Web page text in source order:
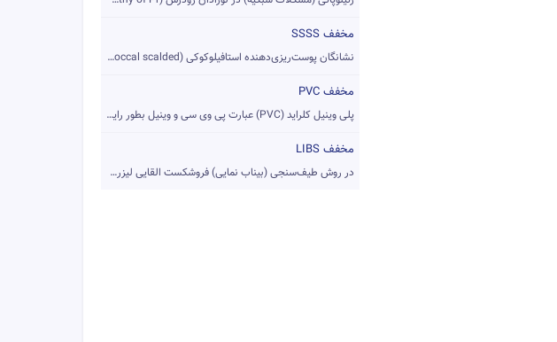
مخفف SSSS
نشانگان پوست‌ریزی‌دهنده استافیلوکوکی (Staphylococcal scalded...
مخفف PVC
پلی وینیل کلراید (PVC) عبارت پی وی سی و وینیل بطور رایج نه ت...
مخفف LIBS
در روش طیف‌سنجی (بیناب نمایی) فروشکست القایی لیزری (LIBS) با...